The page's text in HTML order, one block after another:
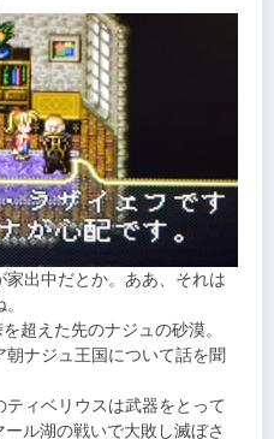
出中だとか。ああ、それは
超えた先のナジュの砂漠。
ナジュ王国について話を聞
ィベリウスは武器をとって
ル湖の戦いで大敗し滅ぼさ